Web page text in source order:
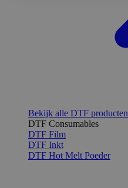
Bekijk alle DTF producten
DTF Consumables
DTF Film
DTF Inkt
DTF Hot Melt Poeder